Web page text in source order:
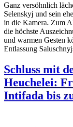
Ganz versöhnlich
Selenskyj und sein
in die Kamera. Zum
die höchste
und warmen Gesten
Entlassung
Schluss mit
Heuchelei:
Intifada bis